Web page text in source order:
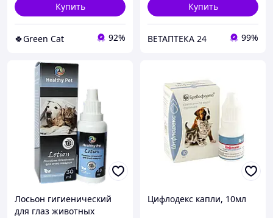
Купить
🍀Green Cat 92%
Купить
ВЕТАПТЕКА 24 99%
Лосьон гигиенический
для глаз животных
Цифлодекс капли, 10мл